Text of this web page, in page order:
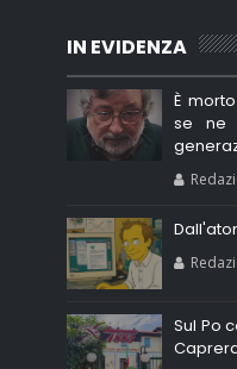
IN EVIDENZA
È
se ne
Sul Po